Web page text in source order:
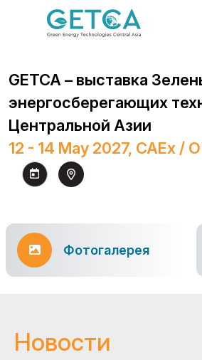
GETCA – выставка
энергосберегающих
Центральной Азии
12 - 14 May 2027, CAEx /
Фотогалерея
Новости